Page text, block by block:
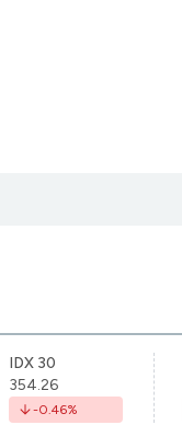
IDX 30
354.26
-0.46%